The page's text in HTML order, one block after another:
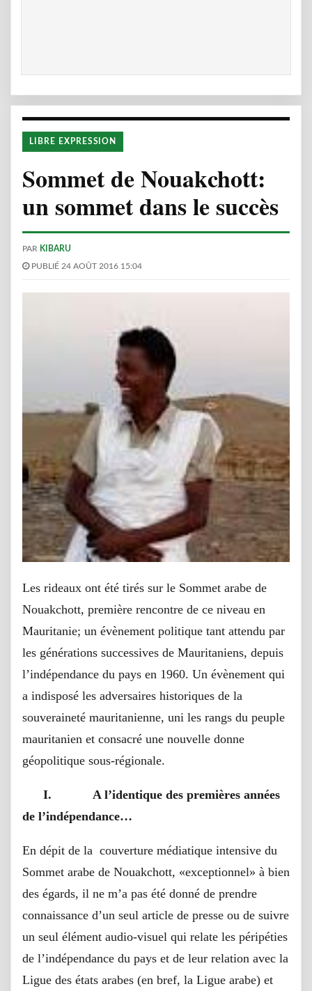
LIBRE EXPRESSION
Sommet de Nouakchott:
un sommet dans le succès
PAR KIBARU
PUBLIÉ 24 AOÛT 2016 15:04
Les rideaux ont été tirés sur le Sommet arabe de
Nouakchott, première rencontre de ce niveau en
Mauritanie; un évènement politique tant attendu par
les générations successives de Mauritaniens, depuis
l’indépendance du pays en 1960. Un évènement qui
a indisposé les adversaires historiques de la
souveraineté mauritanienne, uni les rangs du peuple
mauritanien et consacré une nouvelle donne
géopolitique sous-régionale.
I. A l’identique des premières années
de l’indépendance…
En dépit de la couverture médiatique intensive du
Sommet arabe de Nouakchott, «exceptionnel» à bien
des égards, il ne m’a pas été donné de prendre
connaissance d’un seul article de presse ou de suivre
un seul élément audio-visuel qui relate les péripéties
de l’indépendance du pays et de leur relation avec la
Ligue des états arabes (en bref, la Ligue arabe) et